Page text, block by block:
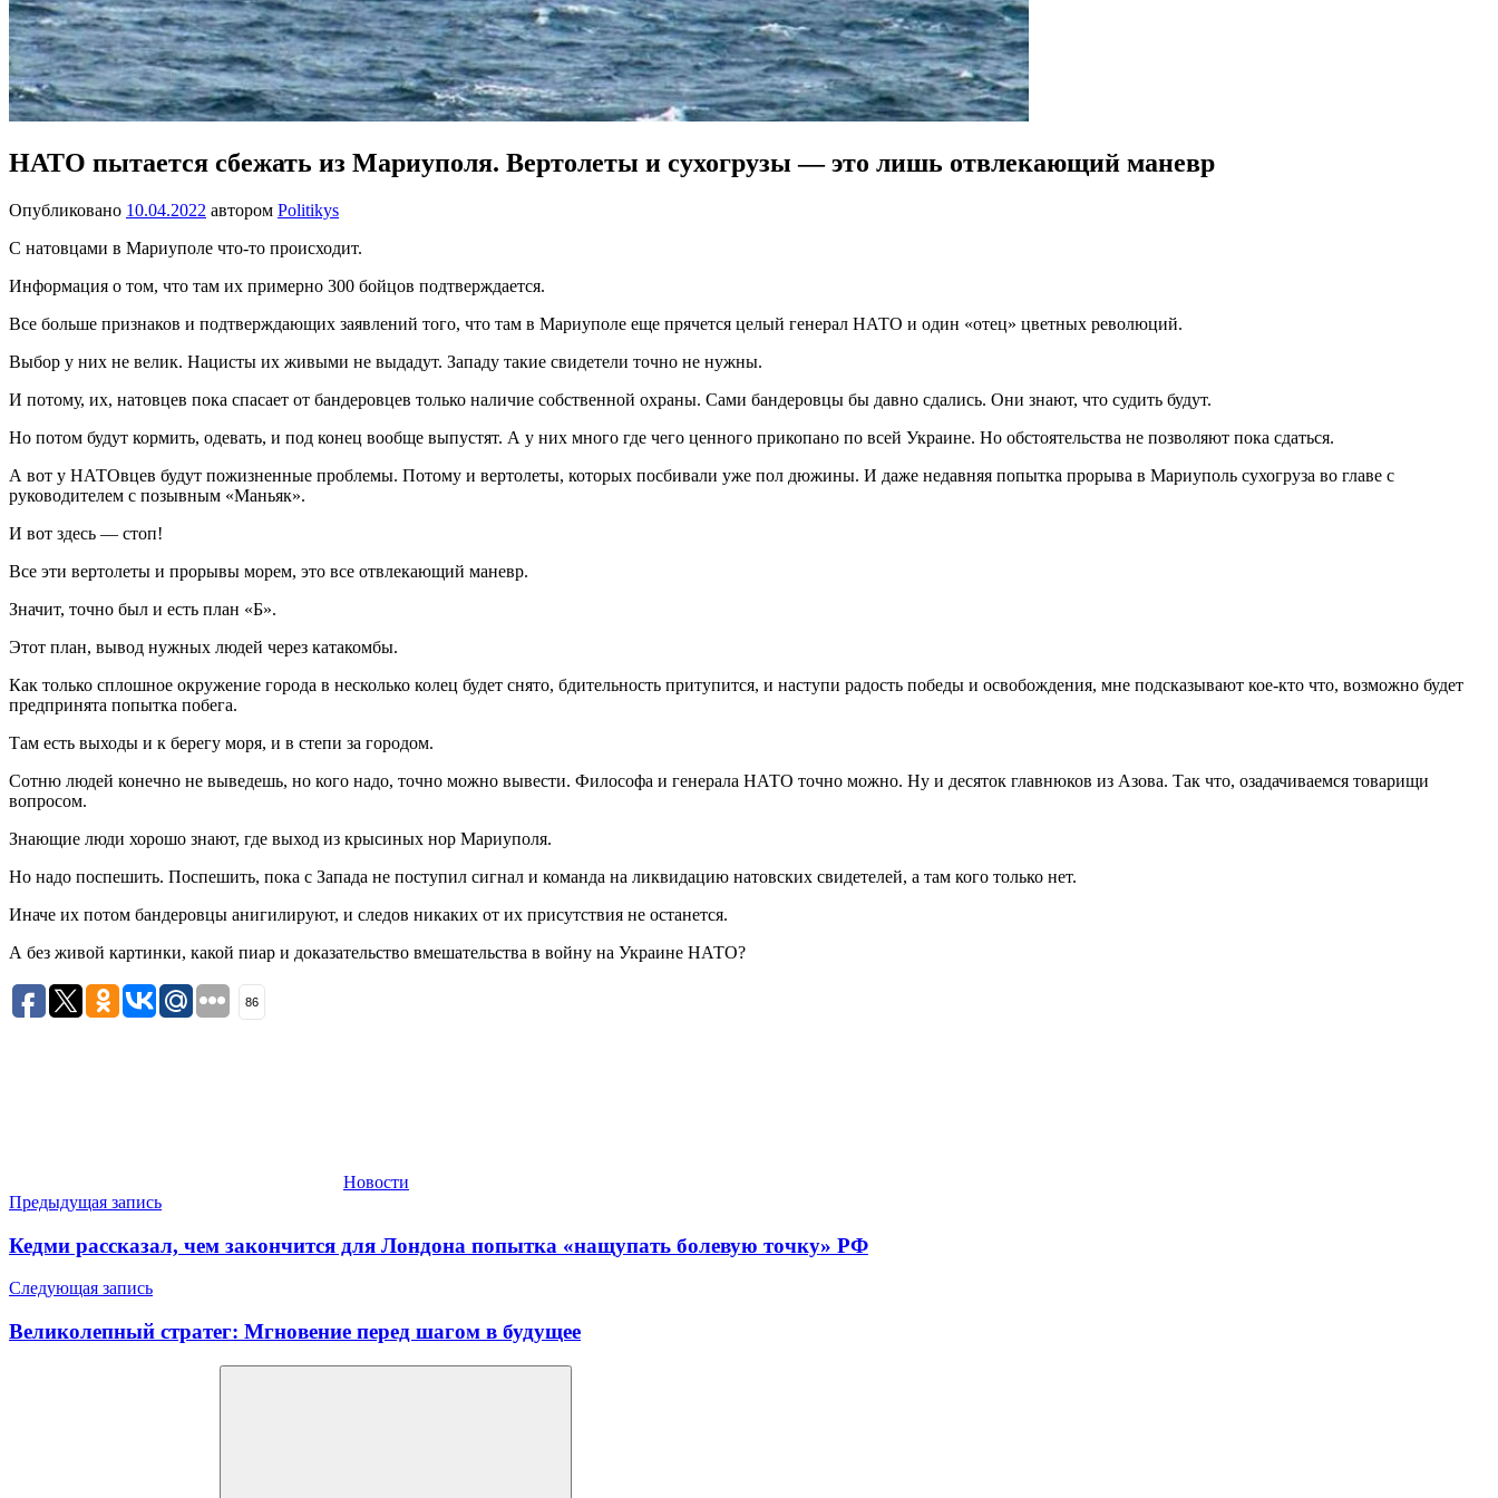
НАТО пытается сбежать из Мариуполя. Вертолеты и сухогрузы — это лишь отвлекающий маневр
Опубликовано 10.04.2022 автором Politikys
С натовцами в Мариуполе что-то происходит.
Информация о том, что там их примерно 300 бойцов подтверждается.
Все больше признаков и подтверждающих заявлений того, что там в Мариуполе еще прячется целый генерал НАТО и один «отец» цветных революций.
Выбор у них не велик. Нацисты их живыми не выдадут. Западу такие свидетели точно не нужны.
И потому, их, натовцев пока спасает от бандеровцев только наличие собственной охраны. Сами бандеровцы бы давно сдались. Они знают, что судить будут.
Но потом будут кормить, одевать, и под конец вообще выпустят. А у них много где чего ценного прикопано по всей Украине. Но обстоятельства не позволяют пока сдаться.
А вот у НАТОвцев будут пожизненные проблемы. Потому и вертолеты, которых посбивали уже пол дюжины. И даже недавняя попытка прорыва в Мариуполь сухогруза во главе с
руководителем с позывным «Маньяк».
И вот здесь — стоп!
Все эти вертолеты и прорывы морем, это все отвлекающий маневр.
Значит, точно был и есть план «Б».
Этот план, вывод нужных людей через катакомбы.
Как только сплошное окружение города в несколько колец будет снято, бдительность притупится, и наступи радость победы и освобождения, мне подсказывают кое-кто что, возможно будет
предпринята попытка побега.
Там есть выходы и к берегу моря, и в степи за городом.
Сотню людей конечно не выведешь, но кого надо, точно можно вывести. Философа и генерала НАТО точно можно. Ну и десяток главнюков из Азова. Так что, озадачиваемся товарищи
вопросом.
Знающие люди хорошо знают, где выход из крысиных нор Мариуполя.
Но надо поспешить. Поспешить, пока с Запада не поступил сигнал и команда на ликвидацию натовских свидетелей, а там кого только нет.
Иначе их потом бандеровцы анигилируют, и следов никаких от их присутствия не останется.
А без живой картинки, какой пиар и доказательство вмешательства в войну на Украине НАТО?
86
Новости
Навигация
по
записям
Предыдущая запись
Кедми рассказал, чем закончится для Лондона попытка «нащупать болевую точку» РФ
Следующая запись
Великолепный стратег: Мгновение перед шагом в будущее